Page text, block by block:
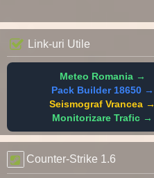
Link-uri Utile
Meteo Romania →
Pack Builder 18650 →
Seismograf Vrancea →
Monitorizare Trafic →
Counter-Strike 1.6